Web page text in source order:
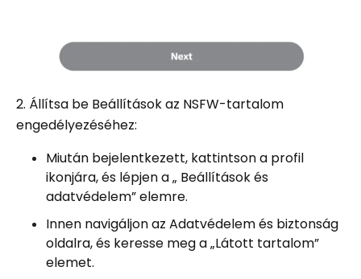
2. Állítsa be Beállítások az NSFW-tartalom
engedélyezéséhez:
Miután bejelentkezett, kattintson a profil
ikonjára, és lépjen a „ Beállítások és
adatvédelem” elemre.
Innen navigáljon az Adatvédelem és biztonság
oldalra, és keresse meg a „Látott tartalom”
elemet.